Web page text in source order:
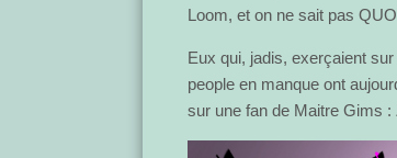
Loom, et on ne sait pas
Eux qui, jadis, exerçaient
people en manque ont
sur une fan de Maitre Gims :